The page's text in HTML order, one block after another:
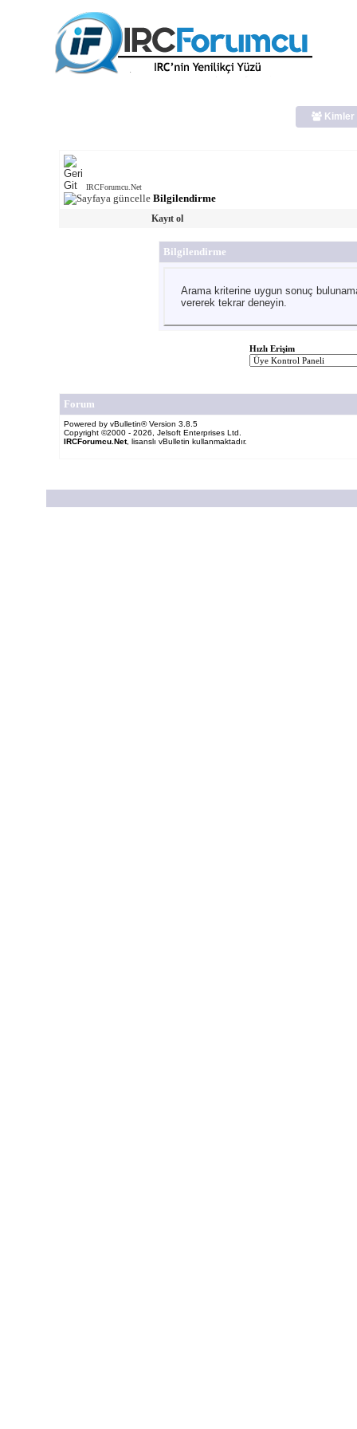
Kimler
IRCForumcu.Net
Bilgilendirme
Kayıt ol
Bilgilendirme
Arama kriterine uygun sonuç
vererek tekrar deneyin.
Hızlı Erişim
Forum
Powered by vBulletin® Version 3.8.5
Copyright ©2000 - 2026, Jelsoft Enterprises Ltd.
IRCForumcu.Net, lisanslı vBulletin kullanmaktadır.